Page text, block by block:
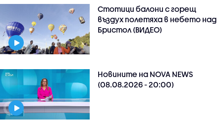
Стотици балони с горещ
въздух полетяха в небето над
Бристол (ВИДЕО)
Новините на NOVA NEWS
(08.08.2026 - 20:00)